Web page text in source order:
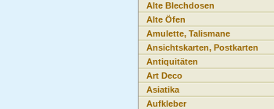
Alte Blechdosen
Alte Öfen
Amulette, Talismane
Ansichtskarten, Postkarten
Antiquitäten
Art Deco
Asiatika
Aufkleber